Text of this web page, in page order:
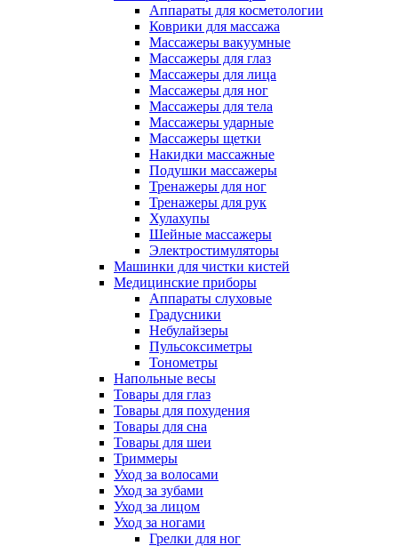
Аппараты для косметологии
Коврики для массажа
Массажеры вакуумные
Массажеры для глаз
Массажеры для лица
Массажеры для ног
Массажеры для тела
Массажеры ударные
Массажеры щетки
Накидки массажные
Подушки массажеры
Тренажеры для ног
Тренажеры для рук
Хулахупы
Шейные массажеры
Электростимуляторы
Машинки для чистки кистей
Медицинские приборы
Аппараты слуховые
Градусники
Небулайзеры
Пульсоксиметры
Тонометры
Напольные весы
Товары для глаз
Товары для похудения
Товары для сна
Товары для шеи
Триммеры
Уход за волосами
Уход за зубами
Уход за лицом
Уход за ногами
Грелки для ног